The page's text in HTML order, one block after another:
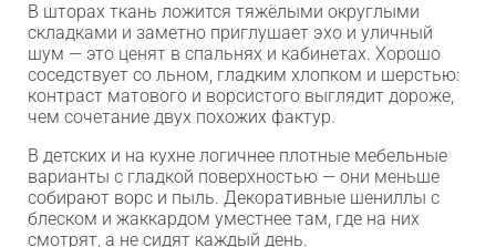
В шторах ткань ложится тяжёлыми округлыми
складками и заметно приглушает эхо и уличный
шум — это ценят в спальнях и кабинетах. Хорошо
соседствует со льном, гладким хлопком и шерстью:
контраст матового и ворсистого выглядит дороже,
чем сочетание двух похожих фактур.
В детских и на кухне логичнее плотные мебельные
варианты с гладкой поверхностью — они меньше
собирают ворс и пыль. Декоративные шениллы с
блеском и жаккардом уместнее там, где на них
смотрят, а не сидят каждый день.